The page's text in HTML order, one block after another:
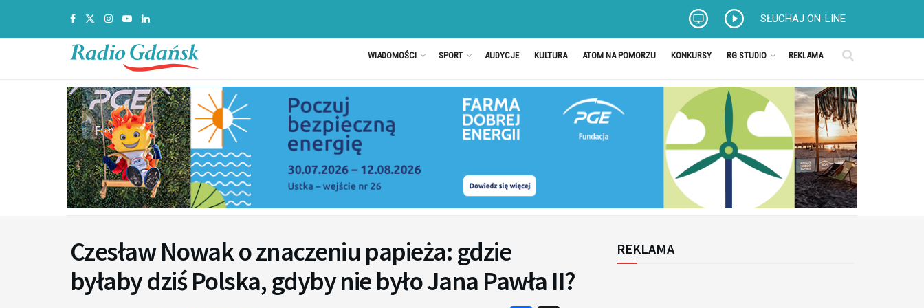
SŁUCHAJ ON-LINE
WIADOMOŚCI SPORT AUDYCJE KULTURA ATOM NA POMORZU KONKURSY RG STUDIO REKLAMA
Czesław Nowak o znaczeniu papieża: gdzie
byłaby dziś Polska, gdyby nie było Jana Pawła II?
REKLAMA